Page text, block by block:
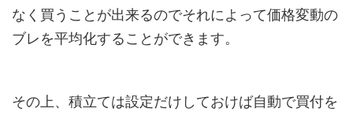
なく買うことが出来るのでそれによって価格変動の
ブレを平均化することができます。
その上、積立ては設定だけしておけば自動で買付を